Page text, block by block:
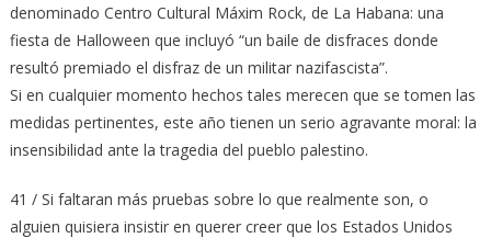
denominado Centro Cultural Máxim Rock, de La Habana: una
fiesta de Halloween que incluyó “un baile de disfraces donde
resultó premiado el disfraz de un militar nazifascista”.
Si en cualquier momento hechos tales merecen que se tomen las
medidas pertinentes, este año tienen un serio agravante moral: la
insensibilidad ante la tragedia del pueblo palestino.
41 / Si faltaran más pruebas sobre lo que realmente son, o
alguien quisiera insistir en querer creer que los Estados Unidos